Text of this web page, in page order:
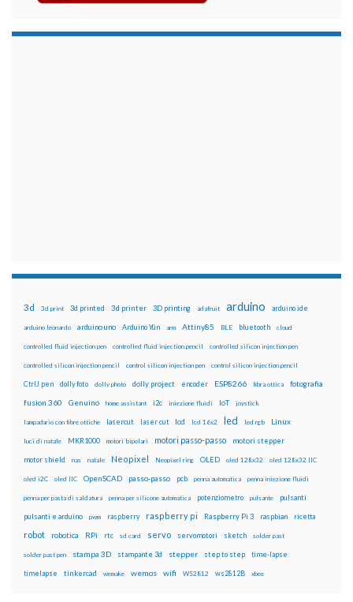
3d 3d print 3d printed 3d printer 3D printing adafruit arduino arduino ide
arduino leonardo arduino uno Arduino Yún arm Attiny85 BLE bluetooth cloud
controlled fluid injection pen controlled fluid injection pencil controlled silicon injection pen
controlled silicon injection pencil control silicon injection pen control silicon injection pencil
CtrlJ pen dolly foto dolly photo dolly project encoder ESP8266 fibra ottica fotografia
fusion 360 Genuino home assistant i2c iniezione fluidi IoT joystick
lampadario con fibre ottiche lasercut laser cut lcd lcd 16x2 led led rgb Linux
luci di natale MKR1000 motori bipolari motori passo-passo motori stepper
motor shield nas natale Neopixel Neopixel ring OLED oled 128x32 oled 128x32 IIC
oled i2C oled IIC OpenSCAD passo-passo pcb penna automatica penna iniezione fluidi
penna per pasta di saldatura penna per silicone automatica potenziometro pulsante pulsanti
pulsanti e arduino pwm raspberry raspberry pi Raspberry Pi 3 raspbian ricetta
robot robotica RPi rtc sd card servo servomotori sketch solder past
solder past pen stampa 3D stampante 3d stepper step to step time-lapse
timelapse tinkercad wemake wemos wifi WS2812 ws2812B xbee